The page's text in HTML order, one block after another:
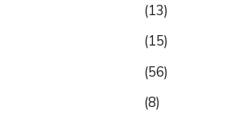
(13)
(15)
(56)
(8)